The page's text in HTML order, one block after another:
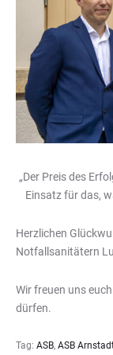
„Der Preis des
Einsatz für das,
Herzlichen
Notfallsanitätern
Wir freuen uns
dürfen.
Tag: ASB, ASB